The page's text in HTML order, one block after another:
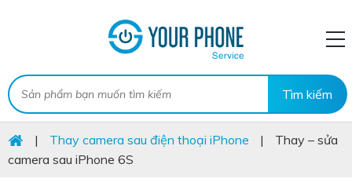
| Thay camera sau điện thoại iPhone |
Thay – sửa
camera sau iPhone 6S